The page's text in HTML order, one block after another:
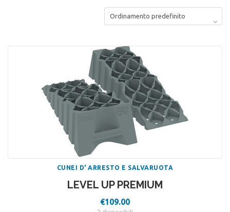
CUNEI D' ARRESTO E SALVARUOTA
LEVEL UP PREMIUM
€109.00